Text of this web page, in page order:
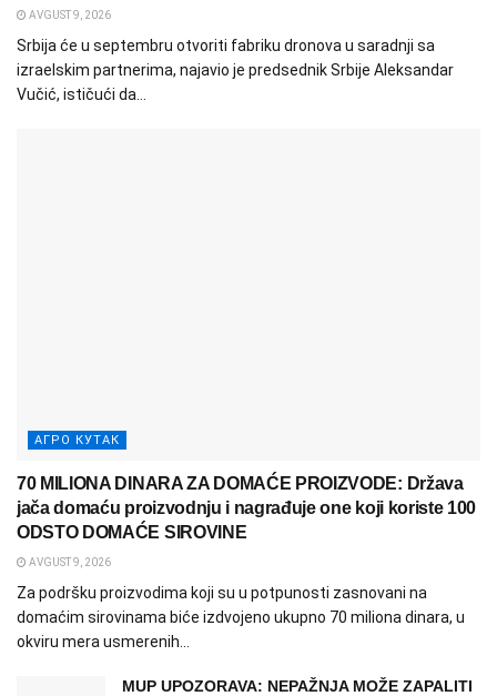
AVGUST 9, 2026
Srbija će u septembru otvoriti fabriku dronova u saradnji sa
izraelskim partnerima, najavio je predsednik Srbije Aleksandar
Vučić, ističući da...
АГРО КУТАК
70 MILIONA DINARA ZA DOMAĆE PROIZVODE: Država
jača domaću proizvodnju i nagrađuje one koji koriste 100
ODSTO DOMAĆE SIROVINE
AVGUST 9, 2026
Za podršku proizvodima koji su u potpunosti zasnovani na
domaćim sirovinama biće izdvojeno ukupno 70 miliona dinara, u
okviru mera usmerenih...
MUP UPOZORAVA: NEPAŽNJA MOŽE ZAPALITI